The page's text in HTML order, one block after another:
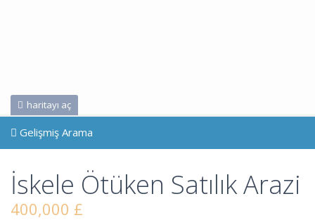
haritayı aç
Gelişmiş Arama
İskele Ötüken Satılık Arazi
400,000 £